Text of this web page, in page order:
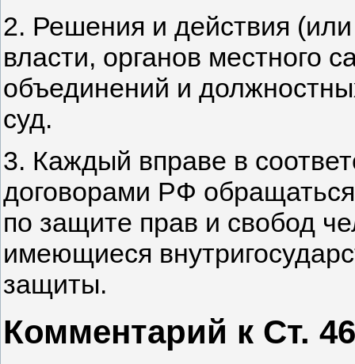
2. Решения и действия (или
власти, органов местного
объединений и
суд.
3. Каждый вправе в
договорами РФ
по защите прав и свобод
имеющиеся
защиты.
Комментарий к Ст.